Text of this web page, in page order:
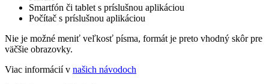
Smartfón či tablet s príslušnou aplikáciou
Počítač s príslušnou aplikáciou
Nie je možné meniť veľkosť písma, formát je preto vhodný skôr pre
väčšie obrazovky.
Viac informácií v našich návodoch